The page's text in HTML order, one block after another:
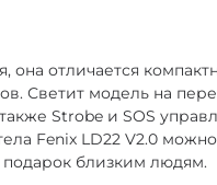
отличается
Светит модель на
Strobe и SOS
Fenix LD22 V2.0 можно
подарок близким людям.